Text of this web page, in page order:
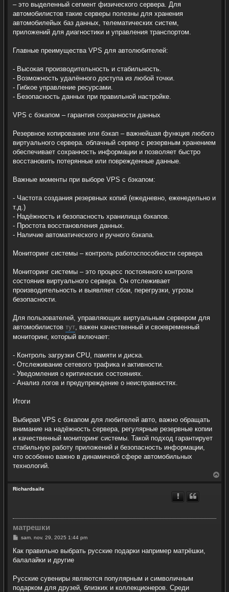
– это выделенный сегмент физического сервера. Для
автомобилистов такие серверы полезны для хранения
автомобилейых баз данных, телематических систем,
приложений для диагностики и управления транспортом.
Главные преимущества VPS для автолюбителей:
- Высокая производительность и стабильность.
- Возможность удалённого доступа из любой точки.
- Гибкое управление ресурсами.
- Безопасность данных при правильной настройке.
VPS с бэкапом – гарантия сохранности данных
Резервное копирование или бэкап – важнейшая функция любого
виртуального сервера. облачный сервер с резервным хранением
обеспечивает сохранность информации и позволяет быстро
восстановить потерянные или поврежденные данные.
Важные моменты при выборе VPS с бэкапом:
- Частота создания резервных копий (ежедневно, еженедельно и
т.д.)
- Надёжность и безопасность хранилища бэкапов.
- Простота восстановления данных.
- Наличие автоматического и ручного бэкапа.
Мониторинг системы – контроль работоспособности сервера
Мониторинг системы – это процесс постоянного контроля
состояния виртуального сервера. Он отслеживает
производительность и выявляет сбои, перегрузки, угрозы
безопасности.
Для пользователей, управляющих виртуальным сервером для
автомобилистов тут, важен качественный и своевременный
мониторинг, который включает:
- Контроль загрузки CPU, памяти и диска.
- Отслеживание сетевого трафика и активности.
- Уведомления о критических состояниях.
- Анализ логов и предупреждение о неисправностях.
Итоги
Выбирая VPS с бэкапом для любителей авто, важно обращать
внимание на надёжность сервера, регулярные резервные копии
и качественный мониторинг системы. Такой подход гарантирует
стабильную работу приложений и безопасность информации,
что особенно важно в динамичной сфере автомобильных
технологий.
Richardsaile
матрешки
M
s
a
sam. nov. 29, 2025 1:44 pm
Как правильно выбрать русские подарки например матрёшки,
балалайки и другие
Русские сувениры являются популярным и символичным
подарком для друзей, близких и коллекционеров. Среди